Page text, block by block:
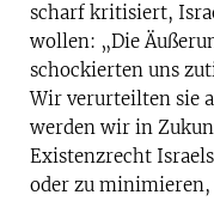
scharf kritisiert,
wollen: „Die
schockierten uns
Wir verurteilten sie
werden wir in
Existenzrecht
oder zu